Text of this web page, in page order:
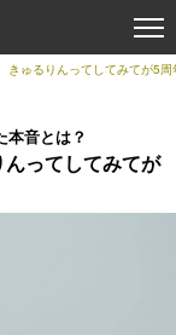
きゅるりんってしてみてが5
本音とは？
ってしてみてが